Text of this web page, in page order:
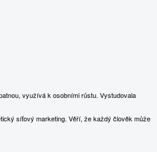
využívá k osobními růstu. Vystudovala
síťový marketing. Věří, že každý člověk může